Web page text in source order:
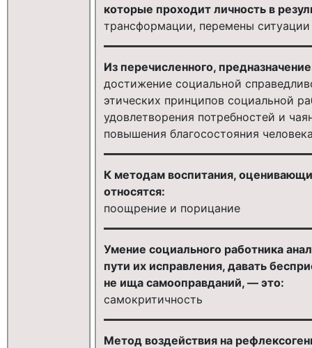
которые проходит личность в
трансформации, перемены ситуации
Из перечисленного,
достижение социальной
этических принципов социальной
удовлетворения потребностей и
повышения благосостояния
К методам воспитания,
относятся:
поощрение и порицание
Умение социального работника
пути их исправления, давать
не ища самооправданий, — это:
самокритичность
Метод воздействия на